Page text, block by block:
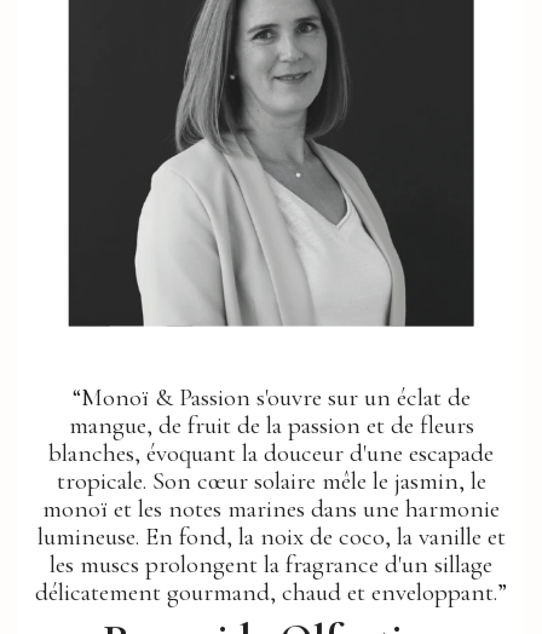
“Monoï & Passion s'ouvre sur un éclat de
mangue, de fruit de la passion et de fleurs
blanches, évoquant la douceur d'une escapade
tropicale. Son cœur solaire mêle le jasmin, le
monoï et les notes marines dans une harmonie
lumineuse. En fond, la noix de coco, la vanille et
les muscs prolongent la fragrance d'un sillage
délicatement gourmand, chaud et enveloppant.”